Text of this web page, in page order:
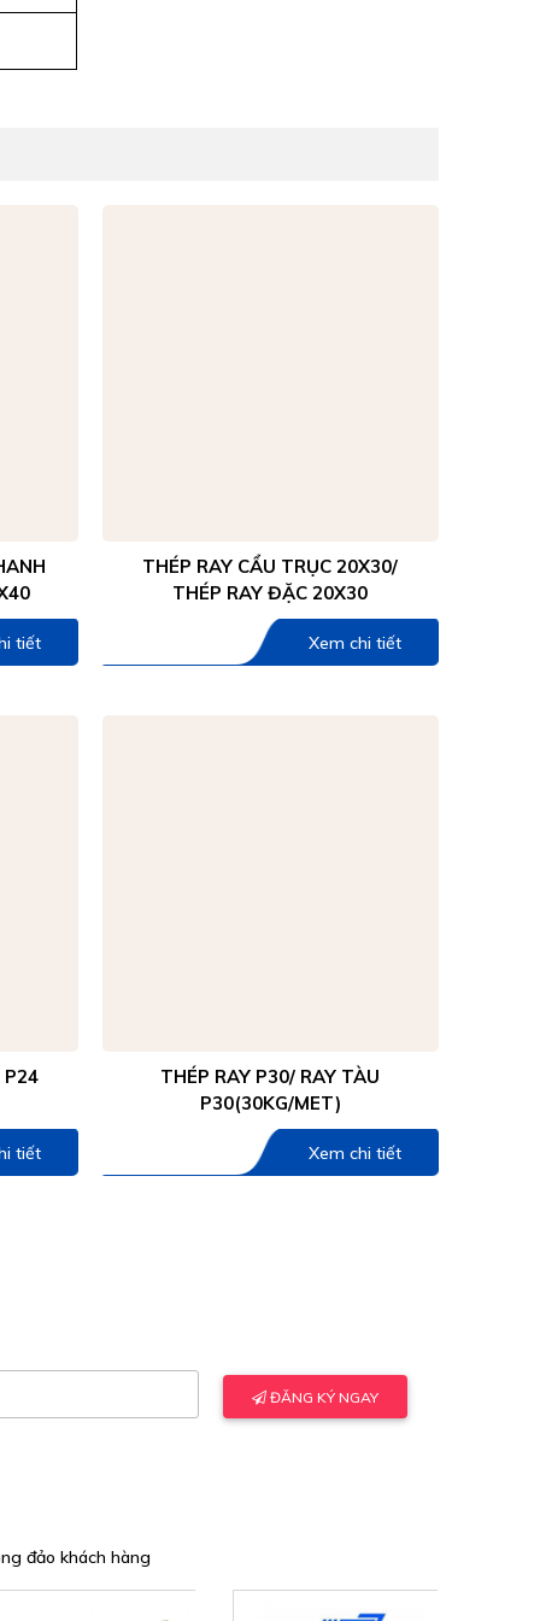
tiết
THÉP RAY CẨU TRỤC 20X30/
THÉP RAY ĐẶC 20X30
Xem chi tiết
P24
tiết
THÉP RAY P30/ RAY TÀU
P30(30KG/MET)
Xem chi tiết
ĐĂNG KÝ NGAY
đảo khách hàng